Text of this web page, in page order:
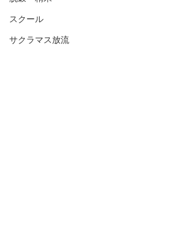
スクール
サクラマス放流